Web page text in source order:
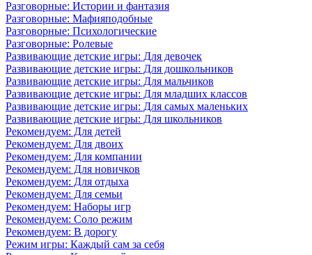
Разговорные: Истории и фантазия
Разговорные: Мафияподобные
Разговорные: Психологические
Разговорные: Ролевые
Развивающие детские игры: Для девочек
Развивающие детские игры: Для дошкольников
Развивающие детские игры: Для мальчиков
Развивающие детские игры: Для младших классов
Развивающие детские игры: Для самых маленьких
Развивающие детские игры: Для школьников
Рекомендуем: Для детей
Рекомендуем: Для двоих
Рекомендуем: Для компании
Рекомендуем: Для новичков
Рекомендуем: Для отдыха
Рекомендуем: Для семьи
Рекомендуем: Наборы игр
Рекомендуем: Соло режим
Рекомендуем: В дорогу
Режим игры: Каждый сам за себя